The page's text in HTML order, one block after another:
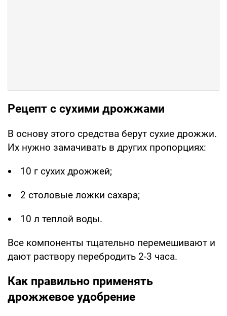
Рецепт с сухими дрожжами
В основу этого средства берут сухие дрожжи.
Их нужно замачивать в других пропорциях:
10 г сухих дрожжей;
2 столовые ложки сахара;
10 л теплой воды.
Все компоненты тщательно перемешивают и
дают раствору перебродить 2-3 часа.
Как правильно применять
дрожжевое удобрение